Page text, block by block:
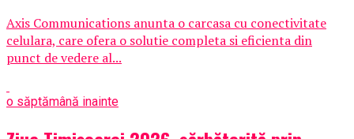
Axis Communications anunta o carcasa cu conectivitate
celulara, care ofera o solutie completa si eficienta din
punct de vedere al...
o săptămână inainte